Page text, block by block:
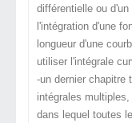
différentielle ou
l'intégration d'une
longueur d'une
utiliser l'intégrale
-un dernier chapitre
intégrales multiples,
dans lequel toutes